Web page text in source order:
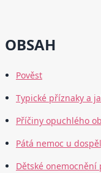
OBSAH
Pověst
Typické příznaky a
Příčiny opuchlého
Pátá nemoc u
Dětské onemocnění